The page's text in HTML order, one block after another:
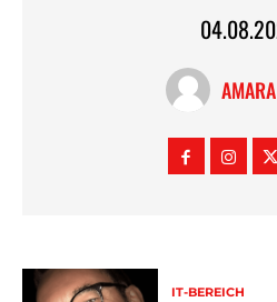
IT-BEREICH